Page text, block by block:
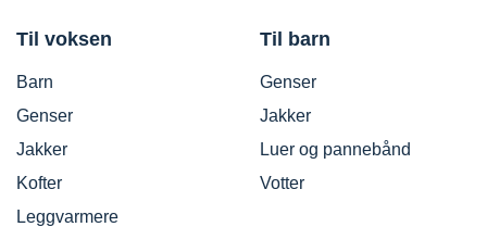
Til voksen
Barn
Genser
Jakker
Kofter
Leggvarmere
Til barn
Genser
Jakker
Luer og pannebånd
Votter